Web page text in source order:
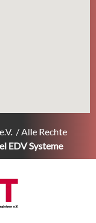
/ Alle Rechte
EDV Systeme